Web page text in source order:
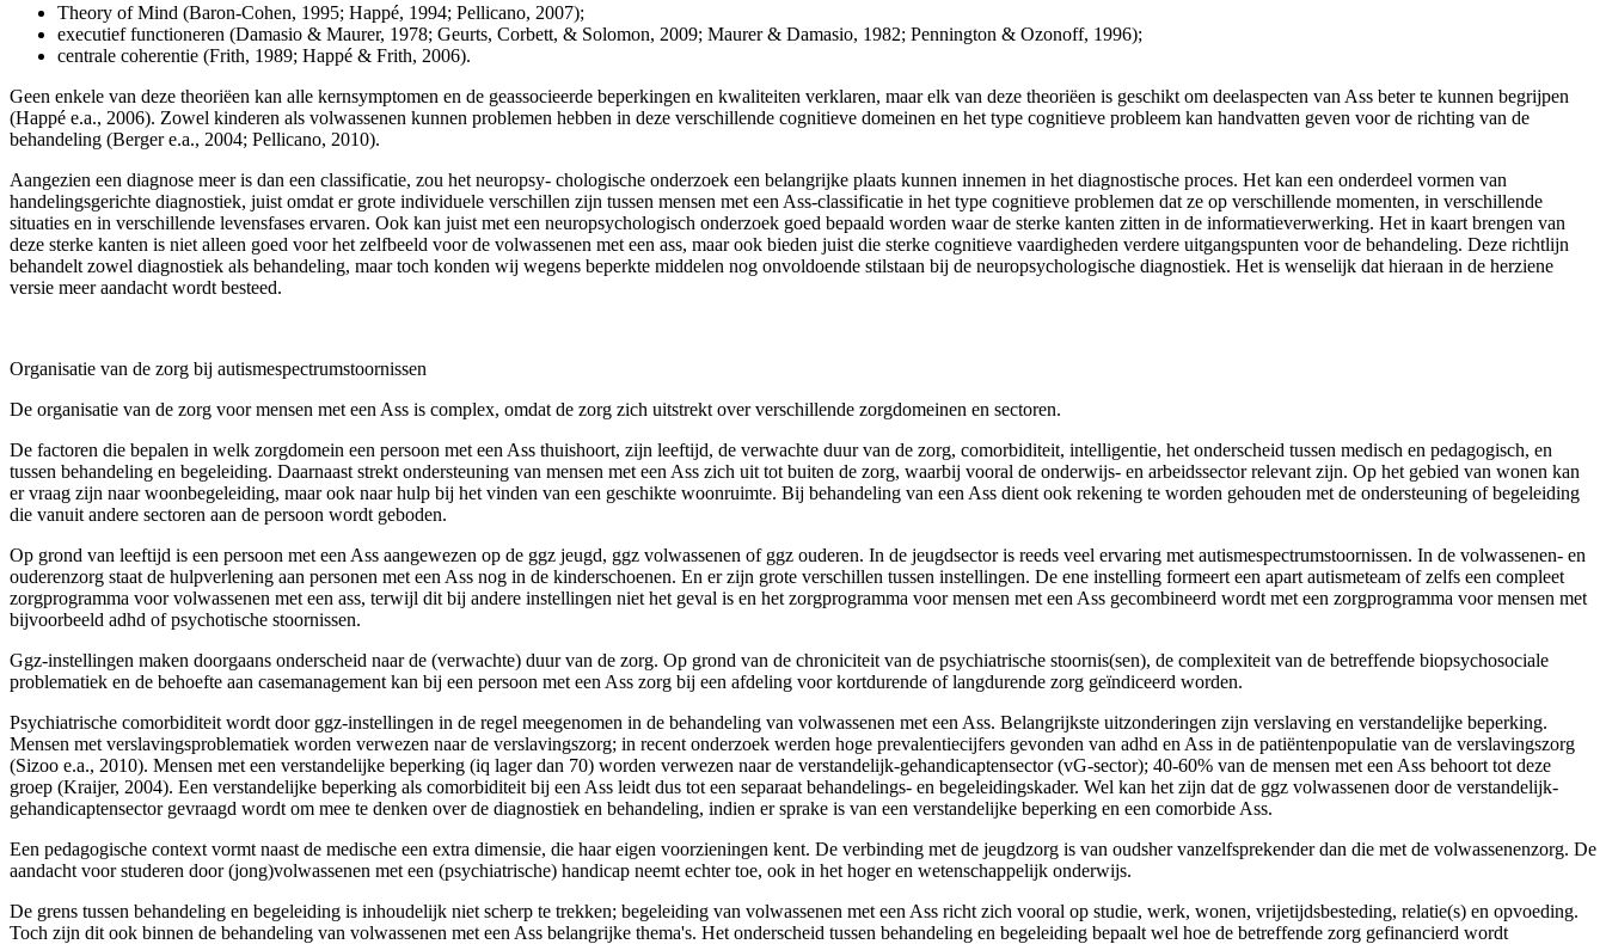
Theory of Mind (Baron-Cohen, 1995; Happé, 1994; Pellicano, 2007);
executief functioneren (Damasio & Maurer, 1978; Geurts, Corbett, & Solomon, 2009; Maurer & Damasio, 1982; Pennington & Ozonoff, 1996);
centrale coherentie (Frith, 1989; Happé & Frith, 2006).
Geen enkele van deze theoriëen kan alle kernsymptomen en de geassoci­eerde beperkingen en kwaliteiten verklaren, maar elk van deze theoriëen is geschikt om deelaspecten van Ass beter te kunnen begrijpen
(Happé e.a., 2006). Zowel kinderen als volwassenen kunnen problemen hebben in deze verschillende cognitieve domeinen en het type cognitieve probleem kan handvatten geven voor de richting van de
behandeling (Berger e.a., 2004; Pellicano, 2010).
Aangezien een diagnose meer is dan een classificatie, zou het neuropsy- chologische onderzoek een belangrijke plaats kunnen innemen in het diagnostische proces. Het kan een onderdeel vormen van
handelingsge­richte diagnostiek, juist omdat er grote individuele verschillen zijn tussen mensen met een Ass-classificatie in het type cognitieve problemen dat ze op verschillende momenten, in verschillende
situaties en in verschillende levensfases ervaren. Ook kan juist met een neuropsychologisch onderzoek goed bepaald worden waar de sterke kanten zitten in de informatieverwer­king. Het in kaart brengen van
deze sterke kanten is niet alleen goed voor het zelfbeeld voor de volwassenen met een ass, maar ook bieden juist die sterke cognitieve vaardigheden verdere uitgangspunten voor de behande­ling. Deze richtlijn
behandelt zowel diagnostiek als behandeling, maar toch konden wij wegens beperkte middelen nog onvoldoende stilstaan bij de neuropsychologische diagnostiek. Het is wenselijk dat hieraan in de herziene
versie meer aandacht wordt besteed.
Organisatie van de zorg bij autismespectrumstoornissen
De organisatie van de zorg voor mensen met een Ass is complex, omdat de zorg zich uitstrekt over verschillende zorgdomeinen en sectoren.
De factoren die bepalen in welk zorgdomein een persoon met een Ass thuishoort, zijn leeftijd, de verwachte duur van de zorg, comorbiditeit, intelligentie, het onderscheid tussen medisch en pedagogisch, en
tussen behandeling en begeleiding. Daarnaast strekt ondersteuning van mensen met een Ass zich uit tot buiten de zorg, waarbij vooral de onderwijs- en arbeidssector relevant zijn. Op het gebied van wonen kan
er vraag zijn naar woonbegeleiding, maar ook naar hulp bij het vinden van een geschikte woonruimte. Bij behandeling van een Ass dient ook rekening te worden gehouden met de ondersteuning of begeleiding
die vanuit andere sectoren aan de persoon wordt geboden.
Op grond van leeftijd is een persoon met een Ass aangewezen op de ggz jeugd, ggz volwassenen of ggz ouderen. In de jeugdsector is reeds veel ervaring met autismespectrumstoornissen. In de volwassenen- en
oude­renzorg staat de hulpverlening aan personen met een Ass nog in de kinder­schoenen. En er zijn grote verschillen tussen instellingen. De ene instelling formeert een apart autismeteam of zelfs een compleet
zorgprogramma voor volwassenen met een ass, terwijl dit bij andere instellingen niet het geval is en het zorgprogramma voor mensen met een Ass gecombineerd wordt met een zorgprogramma voor mensen met
bijvoorbeeld adhd of psychotische stoornissen.
Ggz-instellingen maken doorgaans onderscheid naar de (verwachte) duur van de zorg. Op grond van de chroniciteit van de psychiatrische stoornis(sen), de complexiteit van de betreffende biopsychosociale
proble­matiek en de behoefte aan casemanagement kan bij een persoon met een Ass zorg bij een afdeling voor kortdurende of langdurende zorg geïndi­ceerd worden.
Psychiatrische comorbiditeit wordt door ggz-instellingen in de regel meegenomen in de behandeling van volwassenen met een Ass. Belang­rijkste uitzonderingen zijn verslaving en verstandelijke beperking.
Mensen met verslavingsproblematiek worden verwezen naar de verslavingszorg; in recent onderzoek werden hoge prevalentiecijfers gevonden van adhd en Ass in de patiëntenpopulatie van de verslavingszorg
(Sizoo e.a., 2010). Mensen met een verstandelijke beperking (iq lager dan 70) worden verwezen naar de verstandelijk-gehandicaptensector (vG-sector); 40-60% van de mensen met een Ass behoort tot deze
groep (Kraijer, 2004). Een verstandelijke beperking als comorbiditeit bij een Ass leidt dus tot een separaat behandelings- en begeleidingskader. Wel kan het zijn dat de ggz volwassenen door de verstandelijk-
gehandicaptensector gevraagd wordt om mee te denken over de diagnostiek en behandeling, indien er sprake is van een verstandelijke beperking en een comorbide Ass.
Een pedagogische context vormt naast de medische een extra dimensie, die haar eigen voorzieningen kent. De verbinding met de jeugdzorg is van oudsher vanzelfsprekender dan die met de volwassenenzorg. De
aandacht voor studeren door (jong)volwassenen met een (psychiatrische) handicap neemt echter toe, ook in het hoger en wetenschappelijk onderwijs.
De grens tussen behandeling en begeleiding is inhoudelijk niet scherp te trekken; begeleiding van volwassenen met een Ass richt zich vooral op studie, werk, wonen, vrijetijdsbesteding, relatie(s) en opvoeding.
Toch zijn dit ook binnen de behandeling van volwassenen met een Ass belangrijke thema's. Het onderscheid tussen behandeling en begeleiding bepaalt wel hoe de betreffende zorg gefinancierd wordt